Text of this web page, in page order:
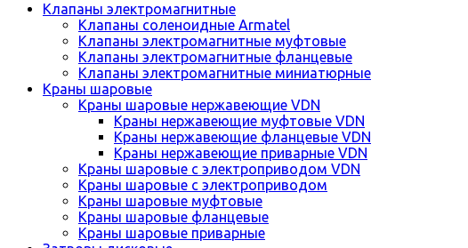
Клапаны электромагнитные
Клапаны соленоидные Armatel
Клапаны электромагнитные муфтовые
Клапаны электромагнитные фланцевые
Клапаны электромагнитные миниатюрные
Краны шаровые
Краны шаровые нержавеющие VDN
Краны нержавеющие муфтовые VDN
Краны нержавеющие фланцевые VDN
Краны нержавеющие приварные VDN
Краны шаровые с электроприводом VDN
Краны шаровые с электроприводом
Краны шаровые муфтовые
Краны шаровые фланцевые
Краны шаровые приварные